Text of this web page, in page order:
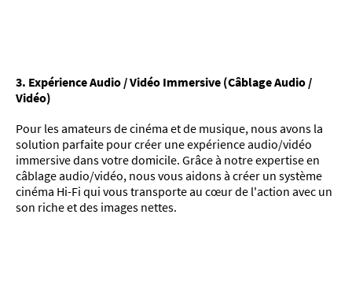
3. Expérience Audio / Vidéo Immersive (Câblage Audio /
Vidéo)
Pour les amateurs de cinéma et de musique, nous avons la
solution parfaite pour créer une expérience audio/vidéo
immersive dans votre domicile. Grâce à notre expertise en
câblage audio/vidéo, nous vous aidons à créer un système
cinéma Hi-Fi qui vous transporte au cœur de l'action avec un
son riche et des images nettes.